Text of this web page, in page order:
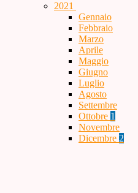
2021
Gennaio
Febbraio
Marzo
Aprile
Maggio
Giugno
Luglio
Agosto
Settembre
Ottobre 1
Novembre
Dicembre 2